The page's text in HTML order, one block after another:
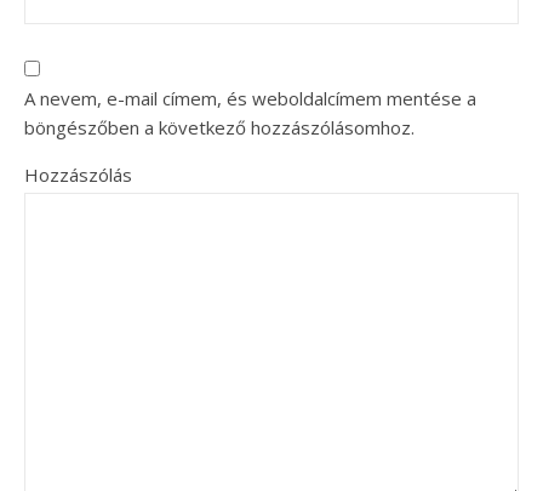
A nevem, e-mail címem, és weboldalcímem mentése a
böngészőben a következő hozzászólásomhoz.
Hozzászólás